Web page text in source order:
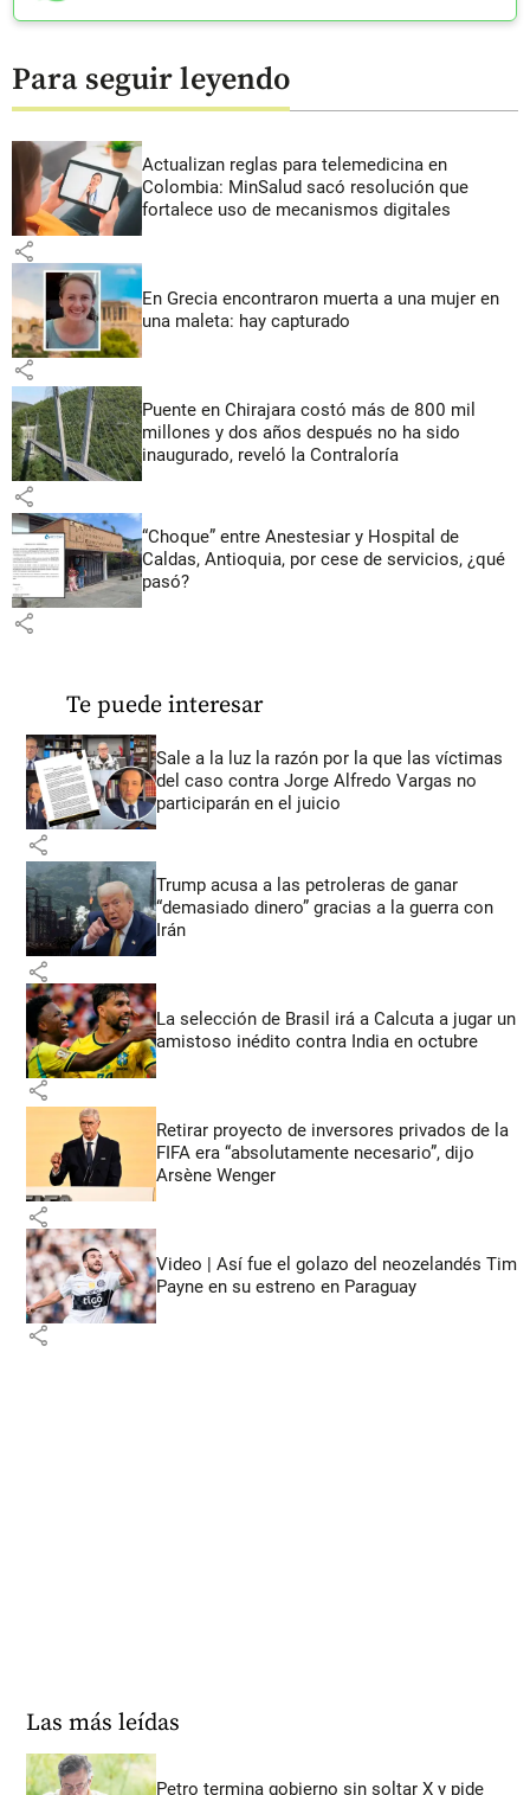
Para seguir leyendo
Actualizan reglas para telemedicina en
Colombia: MinSalud sacó resolución que
fortalece uso de mecanismos digitales
share
En Grecia encontraron muerta a una mujer en
una maleta: hay capturado
share
Puente en Chirajara costó más de 800 mil
millones y dos años después no ha sido
inaugurado, reveló la Contraloría
share
“Choque” entre Anestesiar y Hospital de
Caldas, Antioquia, por cese de servicios, ¿qué
pasó?
share
Te puede interesar
Sale a la luz la razón por la que las víctimas
del caso contra Jorge Alfredo Vargas no
participarán en el juicio
share
Trump acusa a las petroleras de ganar
“demasiado dinero” gracias a la guerra con
Irán
share
La selección de Brasil irá a Calcuta a jugar un
amistoso inédito contra India en octubre
share
Retirar proyecto de inversores privados de la
FIFA era “absolutamente necesario”, dijo
Arsène Wenger
share
Video | Así fue el golazo del neozelandés Tim
Payne en su estreno en Paraguay
share
Las más leídas
Petro termina gobierno sin soltar X y pide